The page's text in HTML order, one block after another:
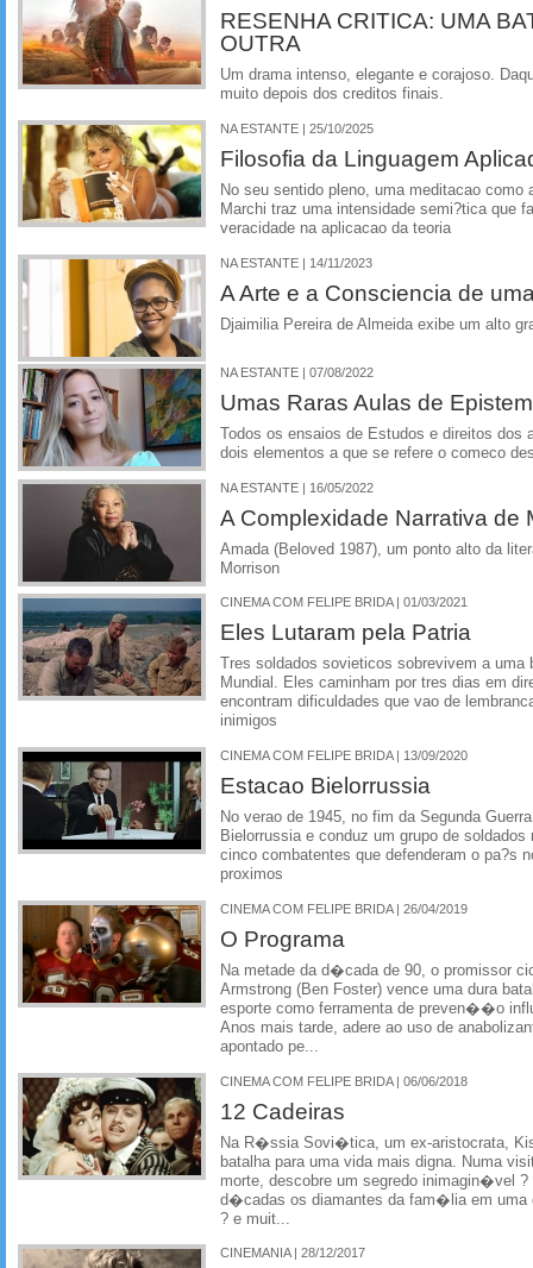
RESENHA CRITICA: UMA
OUTRA
Um drama intenso, elegante e corajoso.
muito depois dos creditos finais.
NA ESTANTE | 25/10/2025
Filosofia da Linguagem
No seu sentido pleno, uma meditacao como
Marchi traz uma intensidade semi?tica que
veracidade na aplicacao da teoria
NA ESTANTE | 14/11/2023
A Arte e a Consciencia de
Djaimilia Pereira de Almeida exibe um alto
NA ESTANTE | 07/08/2022
Umas Raras Aulas de
Todos os ensaios de Estudos e direitos dos
dois elementos a que se refere o comeco
NA ESTANTE | 16/05/2022
A Complexidade Narrativa de
Amada (Beloved 1987), um ponto alto da
Morrison
CINEMA COM FELIPE BRIDA | 01/03/2021
Eles Lutaram pela Patria
Tres soldados sovieticos sobrevivem a uma
Mundial. Eles caminham por tres dias em
encontram dificuldades que vao de
inimigos
CINEMA COM FELIPE BRIDA | 13/09/2020
Estacao Bielorrussia
No verao de 1945, no fim da Segunda
Bielorrussia e conduz um grupo de
cinco combatentes que defenderam o pa?s
proximos
CINEMA COM FELIPE BRIDA | 26/04/2019
O Programa
Na metade da d�cada de 90, o promissor
Armstrong (Ben Foster) vence uma dura
esporte como ferramenta de preven��o
Anos mais tarde, adere ao uso de
apontado pe...
CINEMA COM FELIPE BRIDA | 06/06/2018
12 Cadeiras
Na R�ssia Sovi�tica, um ex-aristocrata,
batalha para uma vida mais digna. Numa
morte, descobre um segredo inimagin�vel
d�cadas os diamantes da fam�lia em uma
? e muit...
CINEMANIA | 28/12/2017